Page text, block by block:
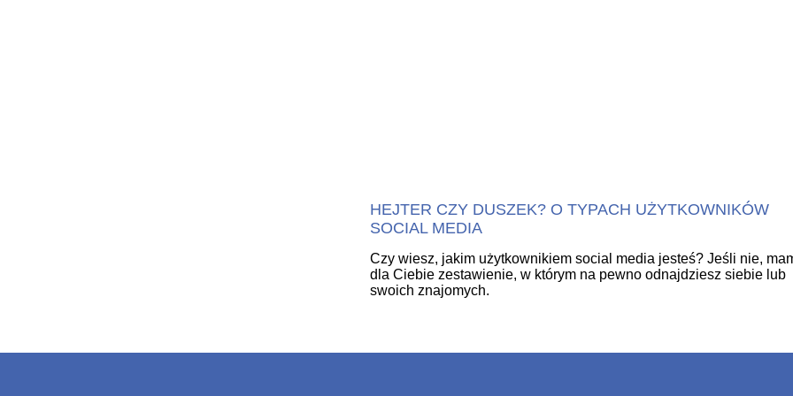
HEJTER CZY DUSZEK? O TYPACH UŻYTKOWNIKÓW
SOCIAL MEDIA
Czy wiesz, jakim użytkownikiem social media jesteś? Jeśli nie,
dla Ciebie zestawienie, w którym na pewno odnajdziesz siebie lub
swoich znajomych.